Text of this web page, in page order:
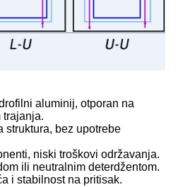
aluminij, otporan na
trajanja.
struktura, bez upotrebe
niski troškovi održavanja.
ili neutralnim deterdžentom.
i stabilnost na pritisak.